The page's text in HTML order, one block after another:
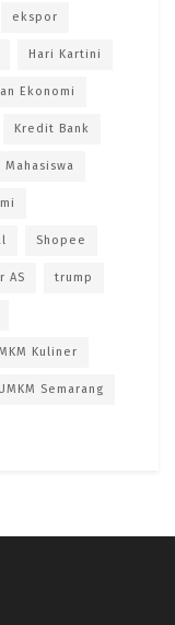
ekspor
Hari Kartini
Ekonomi
Kredit Bank
Mahasiswa
Shopee
AS trump
Kuliner
UMKM Semarang